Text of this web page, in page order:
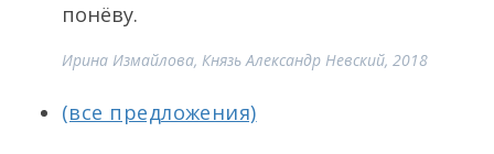
понёву.
Ирина Измайлова, Князь Александр Невский, 2018
(все предложения)